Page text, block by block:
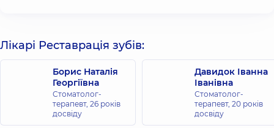
Лікарі Реставрація зубів:
Борис Наталія
Георгіївна
Стоматолог-
терапевт, 26 років
досвіду
Давидок Іванна
Іванівна
Стоматолог-
терапевт, 20 років
досвіду